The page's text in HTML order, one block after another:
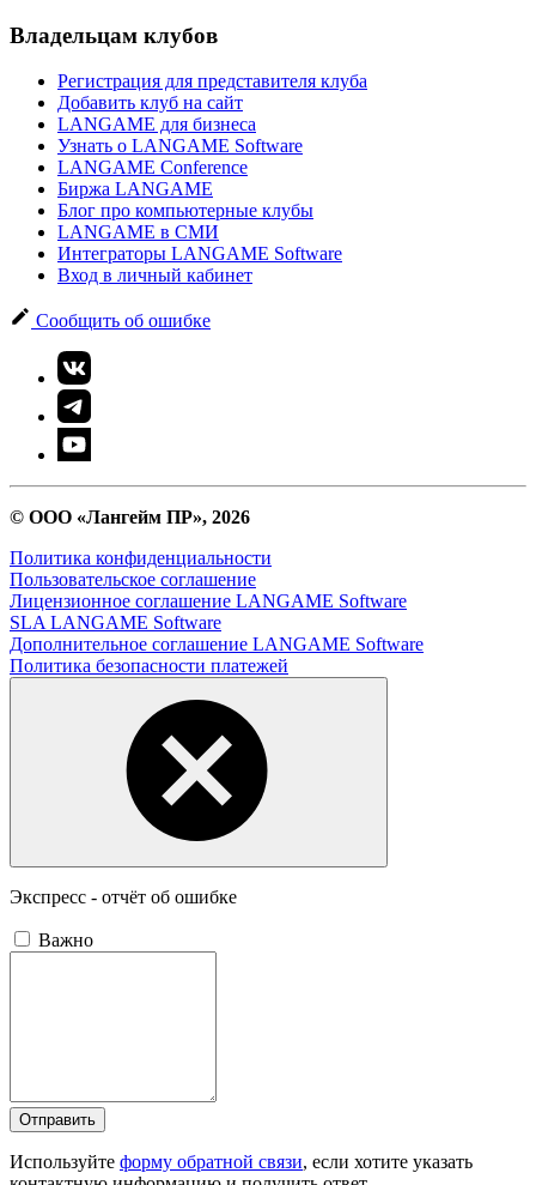
Владельцам клубов
Регистрация для представителя клуба
Добавить клуб на сайт
LANGAME для бизнеса
Узнать о LANGAME Software
LANGAME Conference
Биржа LANGAME
Блог про компьютерные клубы
LANGAME в СМИ
Интеграторы LANGAME Software
Вход в личный кабинет
Сообщить об ошибке
© ООО «Лангейм ПР», 2026
Политика конфиденциальности
Пользовательское соглашение
Лицензионное соглашение LANGAME Software
SLA LANGAME Software
Дополнительное соглашение LANGAME Software
Политика безопасности платежей
Экспресс - отчёт об ошибке
Важно
Отправить
Используйте форму обратной связи, если хотите указать